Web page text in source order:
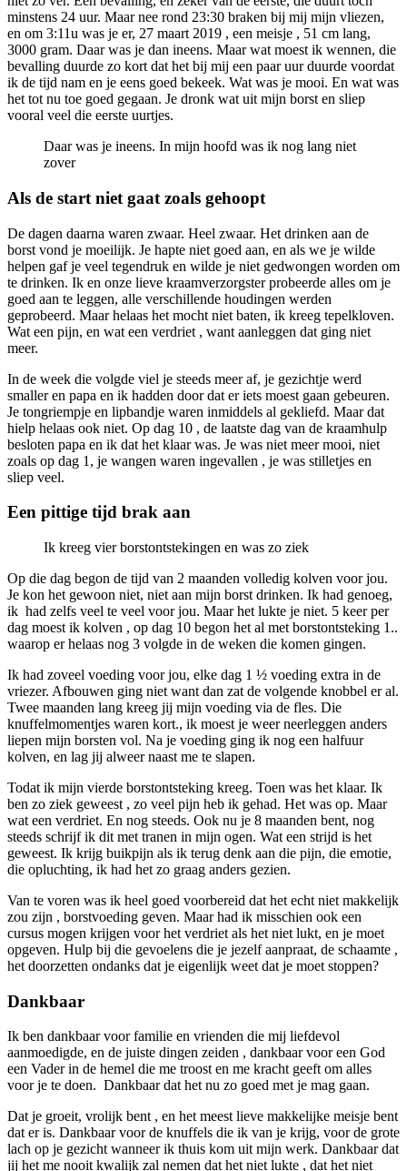
minstens 24 uur. Maar nee rond 23:30 braken bij mij mijn vliezen,
en om 3:11u was je er, 27 maart 2019 , een meisje , 51 cm lang,
3000 gram. Daar was je dan ineens. Maar wat moest ik wennen, die
bevalling duurde zo kort dat het bij mij een paar uur duurde voordat
ik de tijd nam en je eens goed bekeek. Wat was je mooi. En wat was
het tot nu toe goed gegaan. Je dronk wat uit mijn borst en sliep
vooral veel die eerste uurtjes.
Daar was je ineens. In mijn hoofd was ik nog lang niet
zover
Als de start niet gaat zoals gehoopt
De dagen daarna waren zwaar. Heel zwaar. Het drinken aan de
borst vond je moeilijk. Je hapte niet goed aan, en als we je wilde
helpen gaf je veel tegendruk en wilde je niet gedwongen worden om
te drinken. Ik en onze lieve kraamverzorgster probeerde alles om je
goed aan te leggen, alle verschillende houdingen werden
geprobeerd. Maar helaas het mocht niet baten, ik kreeg tepelkloven.
Wat een pijn, en wat een verdriet , want aanleggen dat ging niet
meer.
In de week die volgde viel je steeds meer af, je gezichtje werd
smaller en papa en ik hadden door dat er iets moest gaan gebeuren.
Je tongriempje en lipbandje waren inmiddels al gekliefd. Maar dat
hielp helaas ook niet. Op dag 10 , de laatste dag van de kraamhulp
besloten papa en ik dat het klaar was. Je was niet meer mooi, niet
zoals op dag 1, je wangen waren ingevallen , je was stilletjes en
sliep veel.
Een pittige tijd brak aan
Ik kreeg vier borstontstekingen en was zo ziek
Op die dag begon de tijd van 2 maanden volledig kolven voor jou.
Je kon het gewoon niet, niet aan mijn borst drinken. Ik had genoeg,
ik had zelfs veel te veel voor jou. Maar het lukte je niet. 5 keer per
dag moest ik kolven , op dag 10 begon het al met borstontsteking 1..
waarop er helaas nog 3 volgde in de weken die komen gingen.
Ik had zoveel voeding voor jou, elke dag 1 ½ voeding extra in de
vriezer. Afbouwen ging niet want dan zat de volgende knobbel er al.
Twee maanden lang kreeg jij mijn voeding via de fles. Die
knuffelmomentjes waren kort., ik moest je weer neerleggen anders
liepen mijn borsten vol. Na je voeding ging ik nog een halfuur
kolven, en lag jij alweer naast me te slapen.
Todat ik mijn vierde borstontsteking kreeg. Toen was het klaar. Ik
ben zo ziek geweest , zo veel pijn heb ik gehad. Het was op. Maar
wat een verdriet. En nog steeds. Ook nu je 8 maanden bent, nog
steeds schrijf ik dit met tranen in mijn ogen. Wat een strijd is het
geweest. Ik krijg buikpijn als ik terug denk aan die pijn, die emotie,
die opluchting, ik had het zo graag anders gezien.
Van te voren was ik heel goed voorbereid dat het echt niet makkelijk
zou zijn , borstvoeding geven. Maar had ik misschien ook een
cursus mogen krijgen voor het verdriet als het niet lukt, en je moet
opgeven. Hulp bij die gevoelens die je jezelf aanpraat, de schaamte ,
het doorzetten ondanks dat je eigenlijk weet dat je moet stoppen?
Dankbaar
Ik ben dankbaar voor familie en vrienden die mij liefdevol
aanmoedigde, en de juiste dingen zeiden , dankbaar voor een God
een Vader in de hemel die me troost en me kracht geeft om alles
voor je te doen. Dankbaar dat het nu zo goed met je mag gaan.
Dat je groeit, vrolijk bent , en het meest lieve makkelijke meisje bent
dat er is. Dankbaar voor de knuffels die ik van je krijg, voor de grote
lach op je gezicht wanneer ik thuis kom uit mijn werk. Dankbaar dat
jij het me nooit kwalijk zal nemen dat het niet lukte , dat het niet